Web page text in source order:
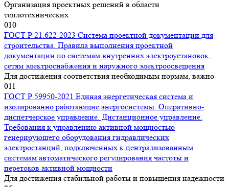
Организация проектных решений в области
теплотехнических
010
ГОСТ Р 21.622-2023 Система проектной документации для
строительства. Правила выполнения проектной
документации по системам внутренних электроустановок,
сетям электроснабжения и наружного электроосвещения
Для достижения соответствия необходимым нормам, важно
011
ГОСТ Р 59950-2021 Единая энергетическая система и
изолированно работающие энергосистемы. Оперативно-
диспетчерское управление. Дистанционное управление.
Требования к управлению активной мощностью
генерирующего оборудования гидравлических
электростанций, подключенных к централизованным
системам автоматического регулирования частоты и
перетоков активной мощности
Для достижения стабильной работы и повышения надежности